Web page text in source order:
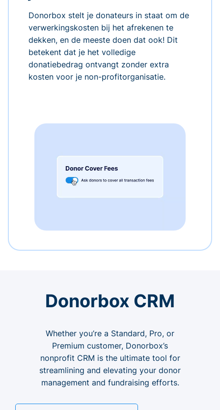
Donorbox stelt je donateurs in staat om de
verwerkingskosten bij het afrekenen te
dekken, en de meeste doen dat ook! Dit
betekent dat je het volledige
donatiebedrag ontvangt zonder extra
kosten voor je non-profitorganisatie.
Donorbox CRM
Whether you’re a Standard, Pro, or
Premium customer, Donorbox’s
nonprofit CRM is the ultimate tool for
streamlining and elevating your donor
management and fundraising efforts.